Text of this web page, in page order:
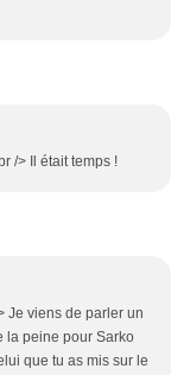
/> Il était temps !
Je viens de parler un
la peine pour Sarko
que tu as mis sur le